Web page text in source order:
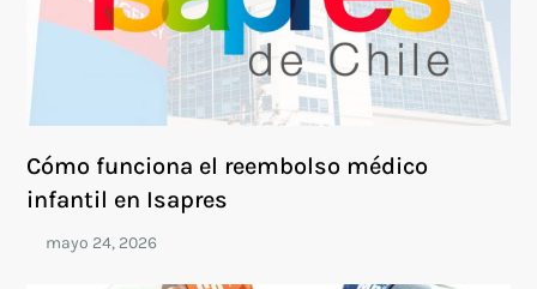
Cómo funciona el reembolso médico
infantil en Isapres